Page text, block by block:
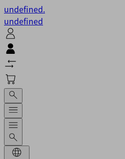
undefined.
undefined